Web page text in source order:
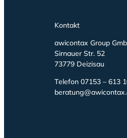
Kontakt
awicontax Group
Sirnauer Str. 52
73779 Deizisau
Telefon 07153 – 613